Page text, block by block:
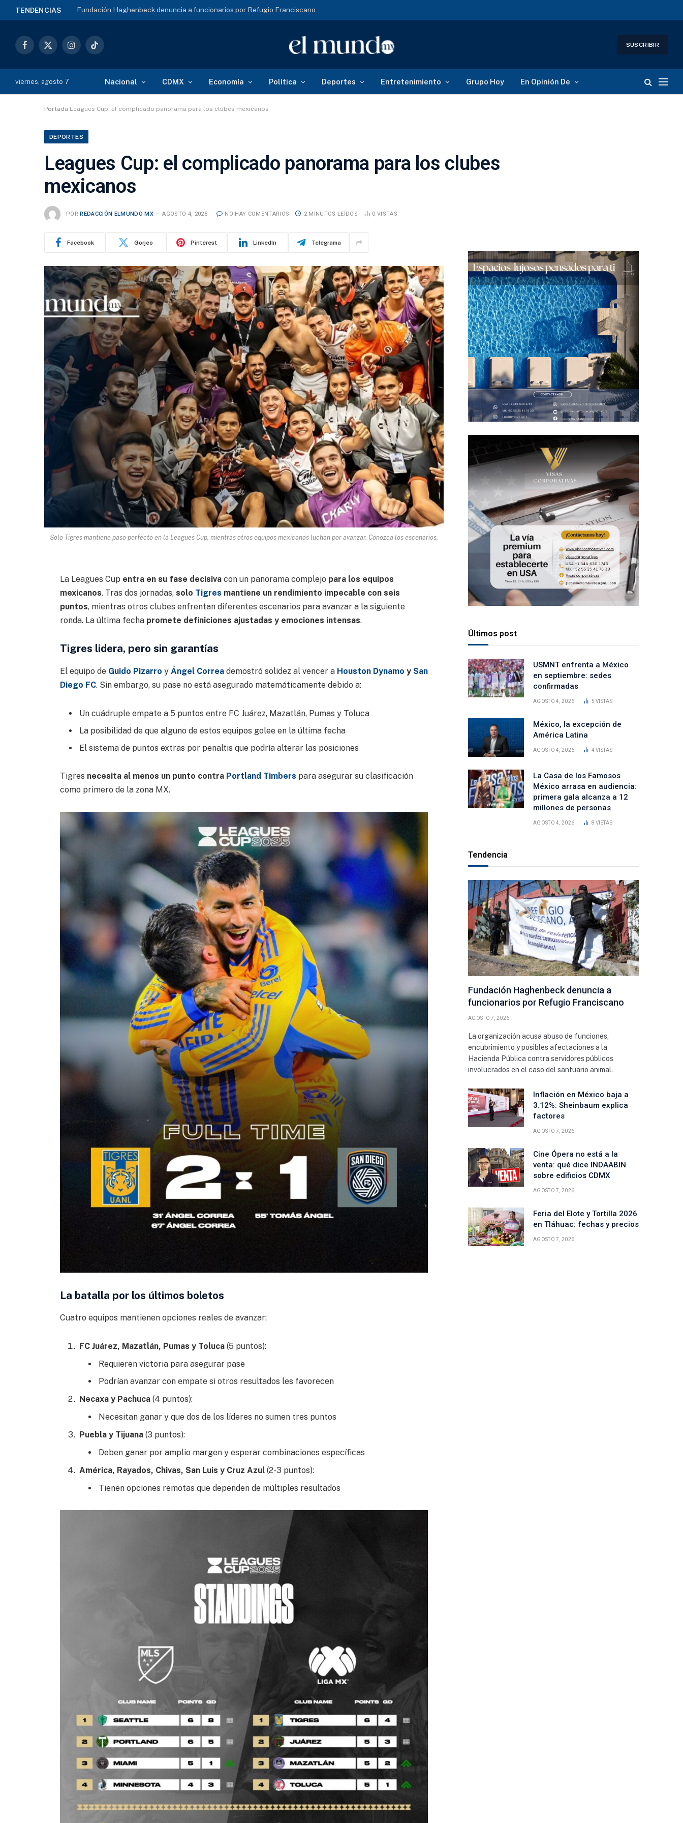
TENDENCIAS Fundación Haghenbeck denuncia a funcionarios por Refugio Franciscano
Facebook
X
InstagramTikTok
SUSCRIBIR
viernes, agosto 7 Nacional CDMX Economía Política Deportes Entretenimiento Grupo Hoy En Opinión De
Portada Leagues Cup: el complicado panorama para los clubes mexicanos
DEPORTES
Leagues Cup: el complicado panorama para los clubes
mexicanos
POR REDACCIÓN ELMUNDO MX AGOSTO 4, 2025 NO HAY COMENTARIOS 2 MINUTOS LEÍDOS 0 VISTAS
Facebook Gorjeo Pinterest LinkedIn Telegrama
Solo Tigres mantiene paso perfecto en la Leagues Cup, mientras otros equipos mexicanos luchan por avanzar. Conozca los escenarios.
La Leagues Cup entra en su fase decisivacon un panorama complejo para los equipos
mexicanos. Tras dos jornadas, solo Tigres mantiene un rendimiento impecable con seis
puntos, mientras otros clubes enfrentan diferentes escenarios para avanzar a la siguiente
ronda. La última fechapromete definiciones ajustadas y emociones intensas.
Tigres lidera, pero sin garantías
El equipo de Guido Pizarro y Ángel Correademostró solidez al vencer a Houston Dynamo y San
Diego FC. Sin embargo, su pase no está asegurado matemáticamente debido a:
Un cuádruple empate a 5 puntos entre FC Juárez, Mazatlán, Pumas y Toluca
La posibilidad de que alguno de estos equipos golee en la última fecha
El sistema de puntos extras por penaltis que podría alterar las posiciones
Tigres necesita al menos un punto contra Portland Timbers para asegurar su clasificación
como primero de la zona MX.
La batalla por los últimos boletos
Cuatro equipos mantienen opciones reales de avanzar:
FC Juárez, Mazatlán, Pumas y Toluca(5 puntos):
Requieren victoria para asegurar pase
Podrían avanzar con empate si otros resultados les favorecen
Necaxa y Pachuca(4 puntos):
Necesitan ganar y que dos de los líderes no sumen tres puntos
Puebla y Tijuana(3 puntos):
Deben ganar por amplio margen y esperar combinaciones específicas
América, Rayados, Chivas, San Luis y Cruz Azul(2-3 puntos):
Tienen opciones remotas que dependen de múltiples resultados
Últimos post
USMNT enfrenta a México
en septiembre: sedes
confirmadas
AGOSTO 4, 2026 5VISTAS
México, la excepción de
América Latina
AGOSTO 4, 2026 4VISTAS
La Casa de los Famosos
México arrasa en audiencia:
primera gala alcanza a 12
millones de personas
AGOSTO 4, 2026 8VISTAS
Tendencia
Fundación Haghenbeck denuncia a
funcionarios por Refugio Franciscano
AGOSTO 7, 2026
La organización acusa abuso de funciones,
encubrimiento y posibles afectaciones a la
Hacienda Pública contra servidores públicos
involucrados en el caso del santuario animal.
Inflación en México baja a
3.12%: Sheinbaum explica
factores
AGOSTO 7, 2026
Cine Ópera no está a la
venta: qué dice INDAABIN
sobre edificios CDMX
AGOSTO 7, 2026
Feria del Elote y Tortilla 2026
en Tláhuac: fechas y precios
AGOSTO 7, 2026